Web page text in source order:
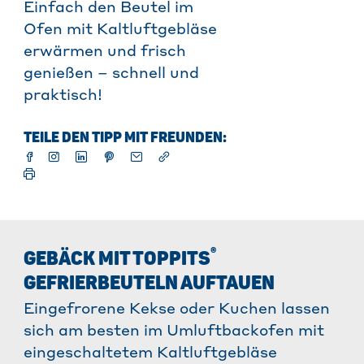
Einfach den Beutel im
Ofen mit Kaltluftgebläse
erwärmen und frisch
genießen – schnell und
praktisch!
TEILE DEN TIPP MIT FREUNDEN:
GEBÄCK MIT TOPPITS®
GEFRIERBEUTELN AUFTAUEN
Eingefrorene Kekse oder Kuchen lassen
sich am besten im Umluftbackofen mit
eingeschaltetem Kaltluftgebläse